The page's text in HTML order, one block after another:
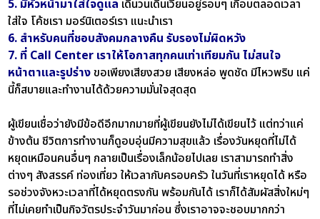
5. มีหัวหน้ามาใส่ใจดูแล เดินวนเดินเวียนอยู่รอบๆ เกือบตลอดเวลา
ใส่ใจ โค้ชเรา มอร์นิเตอร์เรา แนะนำเรา
6. สำหรับคนที่ชอบสังคมกลางคืน รับรองไม่ผิดหวัง
7. ที่ Call Center เราให้โอกาสทุกคนเท่าเทียมกัน ไม่สนใจ
หน้าตาและรูปร่างขอเพียงเสียงสวย เสียงหล่อ พูดชัด มีไหวพริบ แค่
นี้ก็สบายและทำงานได้ด้วยความมั่นใจสุดสุด
ผู้เขียนเชื่อว่ายังมีข้อดีอีกมากมายที่ผู้เขียนยังไม่ได้เขียนไว้ แต่ทว่าแค่
ข้างต้น ชีวิตการทำงานก็ดูอบอุ่นมีความสุขแล้ว เรื่องวันหยุดที่ไม่ได้
หยุดเหมือนคนอื่นๆ กลายเป็นเรื่องเล็กน้อยไปเลย เราสามารถทำสิ่ง
ต่างๆ สังสรรค์ ท่องเที่ยว ให้เวลากับครอบครัว ในวันที่เราหยุดได้ หรือ
รอช่วงจังหวะเวลาที่ได้หยุดตรงกัน พร้อมกันได้ เราก็ได้สัมผัสสิ่งใหม่ๆ
ที่ไม่เคยทำเป็นกิจวัตรประจำวันมาก่อน ซึ่งเราอาจจะชอบมากกว่า